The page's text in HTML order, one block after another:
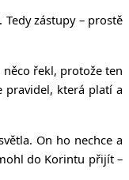
zástupy – prostě
něco řekl, protože ten
pravidel, která platí a
On ho nechce a
do Korintu přijít –